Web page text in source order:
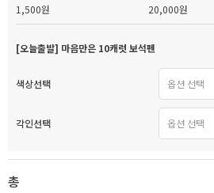
1,500원 20,000원
[오늘출발] 마음만은 10캐럿 보석펜
색상선택
각인선택
총